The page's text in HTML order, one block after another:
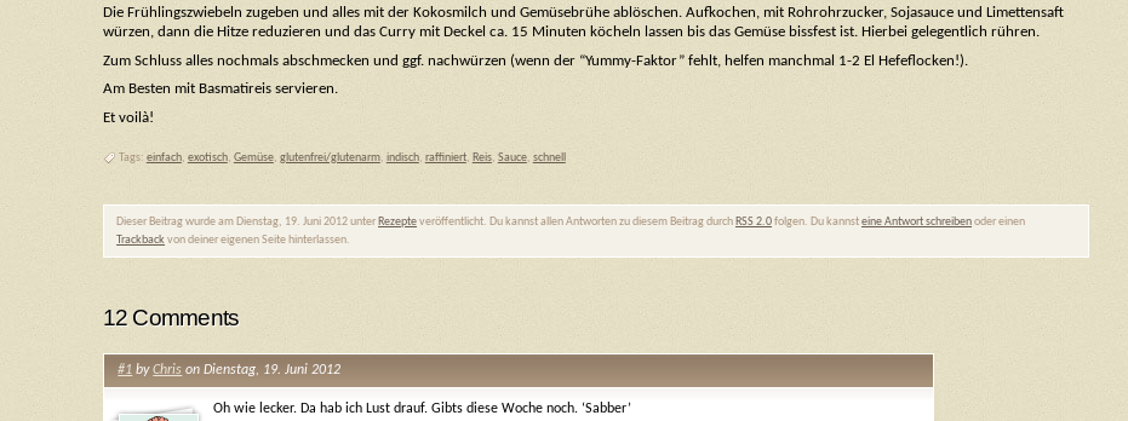
Die Frühlingszwiebeln zugeben und alles mit der Kokosmilch und Gemüsebrühe ablöschen. Aufkochen, mit Rohrohrzucker, Sojasauce und Limettensaft
würzen, dann die Hitze reduzieren und das Curry mit Deckel ca. 15 Minuten köcheln lassen bis das Gemüse bissfest ist. Hierbei gelegentlich rühren.
Zum Schluss alles nochmals abschmecken und ggf. nachwürzen (wenn der “Yummy-Faktor” fehlt, helfen manchmal 1-2 El Hefeflocken!).
Am Besten mit Basmatireis servieren.
Et voilà!
Tags: einfach, exotisch, Gemüse, glutenfrei/glutenarm, indisch, raffiniert, Reis, Sauce, schnell
Dieser Beitrag wurde am Dienstag, 19. Juni 2012 unter Rezepteveröffentlicht. Du kannst allen Antworten zu diesem Beitrag durch RSS 2.0folgen. Du kannsteine Antwort schreibenoder einen
Trackback von deiner eigenen Seite hinterlassen.
12 Comments
#1 byChris on Dienstag, 19. Juni 2012
Oh wie lecker. Da hab ich Lust drauf. Gibts diese Woche noch. ‘Sabber’